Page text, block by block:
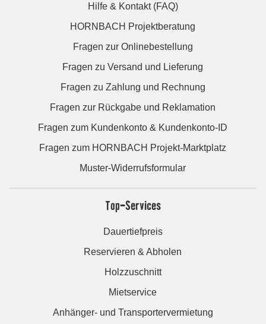
Hilfe & Kontakt (FAQ)
HORNBACH Projektberatung
Fragen zur Onlinebestellung
Fragen zu Versand und Lieferung
Fragen zu Zahlung und Rechnung
Fragen zur Rückgabe und Reklamation
Fragen zum Kundenkonto & Kundenkonto-ID
Fragen zum HORNBACH Projekt-Marktplatz
Muster-Widerrufsformular
Top-Services
Dauertiefpreis
Reservieren & Abholen
Holzzuschnitt
Mietservice
Anhänger- und Transportervermietung